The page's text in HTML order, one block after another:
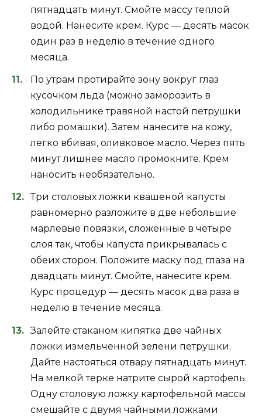
пятнадцать минут. Смойте массу теплой
водой. Нанесите крем. Курс — десять масок
один раз в неделю в течение одного
месяца.
По утрам протирайте зону вокруг глаз
кусочком льда (можно заморозить в
холодильнике травяной настой петрушки
либо ромашки). Затем нанесите на кожу,
легко вбивая, оливковое масло. Через пять
минут лишнее масло промокните. Крем
наносить необязательно.
Три столовых ложки квашеной капусты
равномерно разложите в две небольшие
марлевые повязки, сложенные в четыре
слоя так, чтобы капуста прикрывалась с
обеих сторон. Положите маску под глаза на
двадцать минут. Смойте, нанесите крем.
Курс процедур — десять масок два раза в
неделю в течение месяца.
Залейте стаканом кипятка две чайных
ложки измельченной зелени петрушки.
Дайте настояться отвару пятнадцать минут.
На мелкой терке натрите сырой картофель.
Одну столовую ложку картофельной массы
смешайте с двумя чайными ложками